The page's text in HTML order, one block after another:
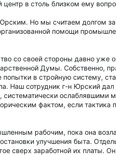
в столь близком ему
Но мы считаем долгом
помощи
со своей стороны давно уже
Думы. Собственно,
в стройную систему,
Наш сотрудник г-н Юрский
ослаблявшими
фактом, если тактика
рабочим, пока она
улучшения быта.
сверх заработной их платы.